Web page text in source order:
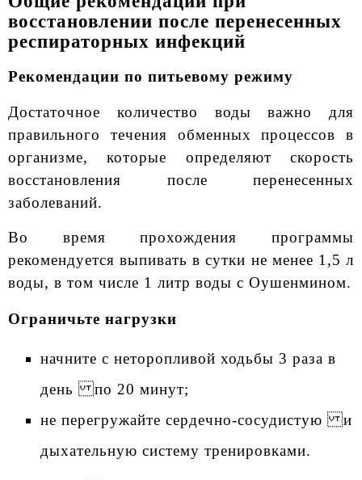
восстановлении после перенесенных
респираторных инфекций
Рекомендации по питьевому режиму
Достаточное количество воды важно для
правильного течения обменных процессов в
организме, которые определяют скорость
восстановления после перенесенных
заболеваний.
Во время прохождения программы
рекомендуется выпивать в сутки не менее 1,5 л
воды, в том числе 1 литр воды с Оушенмином.
Ограничьте нагрузки
начните с неторопливой ходьбы 3 раза в
день по 20 минут;
не перегружайте сердечно-сосудистую и
дыхательную систему тренировками.